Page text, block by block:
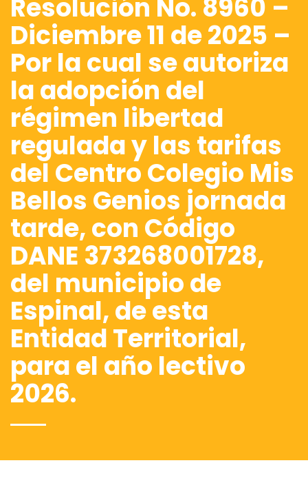
Resolución No. 8960 –
Diciembre 11 de 2025 –
Por la cual se autoriza
la adopción del
régimen libertad
regulada y las tarifas
del Centro Colegio Mis
Bellos Genios jornada
tarde, con Código
DANE 373268001728,
del municipio de
Espinal, de esta
Entidad Territorial,
para el año lectivo
2026.